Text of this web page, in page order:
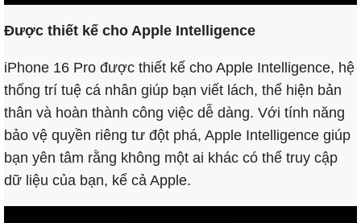
Được thiết kế cho Apple Intelligence
iPhone 16 Pro được thiết kế cho Apple Intelligence, hệ
thống trí tuệ cá nhân giúp bạn viết lách, thể hiện bản
thân và hoàn thành công việc dễ dàng. Với tính năng
bảo vệ quyền riêng tư đột phá, Apple Intelligence giúp
bạn yên tâm rằng không một ai khác có thể truy cập
dữ liệu của bạn, kể cả Apple.